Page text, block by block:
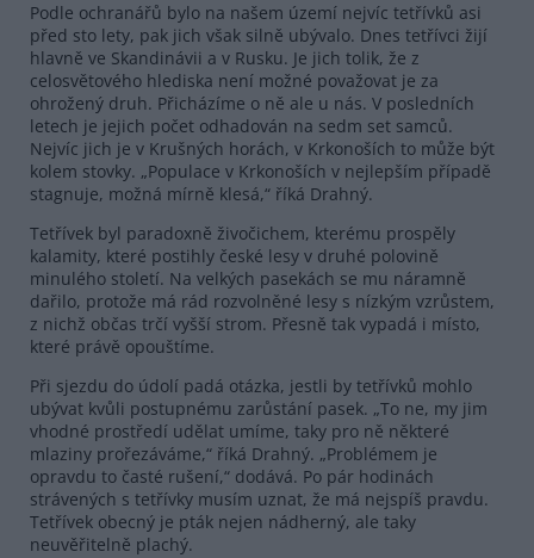
Podle ochranářů bylo na našem území nejvíc tetřívků asi
před sto lety, pak jich však silně ubývalo. Dnes tetřívci žijí
hlavně ve Skandinávii a v Rusku. Je jich tolik, že z
celosvětového hlediska není možné považovat je za
ohrožený druh. Přicházíme o ně ale u nás. V posledních
letech je jejich počet odhadován na sedm set samců.
Nejvíc jich je v Krušných horách, v Krkonoších to může být
kolem stovky. „Populace v Krkonoších v nejlepším případě
stagnuje, možná mírně klesá,“ říká Drahný.
Tetřívek byl paradoxně živočichem, kterému prospěly
kalamity, které postihly české lesy v druhé polovině
minulého století. Na velkých pasekách se mu náramně
dařilo, protože má rád rozvolněné lesy s nízkým vzrůstem,
z nichž občas trčí vyšší strom. Přesně tak vypadá i místo,
které právě opouštíme.
Při sjezdu do údolí padá otázka, jestli by tetřívků mohlo
ubývat kvůli postupnému zarůstání pasek. „To ne, my jim
vhodné prostředí udělat umíme, taky pro ně některé
mlaziny prořezáváme,“ říká Drahný. „Problémem je
opravdu to časté rušení,“ dodává. Po pár hodinách
strávených s tetřívky musím uznat, že má nejspíš pravdu.
Tetřívek obecný je pták nejen nádherný, ale taky
neuvěřitelně plachý.